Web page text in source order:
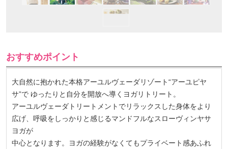
おすすめポイント
大自然に抱かれた本格アーユルヴェーダリゾート“アーユピヤ
サ”で ゆったりと自分を開放へ導くヨガリトリート。
アーユルヴェーダトリートメントでリラックスした身体をより
広げ、呼吸をしっかりと感じるマンドフルなスローヴィンヤサ
ヨガが
中心となります。ヨガの経験がなくてもプライベート感あふれ